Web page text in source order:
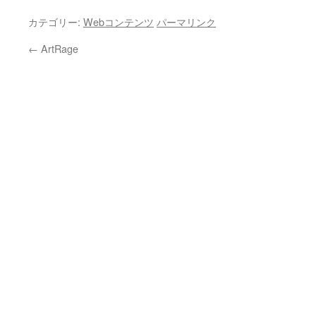
カテゴリー: Webコンテンツ パーマリンク
← ArtRage